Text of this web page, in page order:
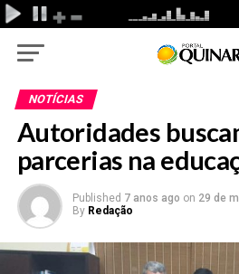
NOTÍCIAS
Autoridades
parcerias na
Published 7 anos ago on 29 de
By Redação